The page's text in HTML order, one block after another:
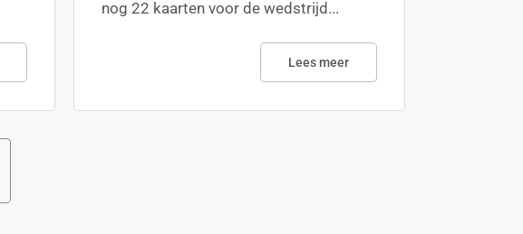
nog 22 kaarten voor de wedstrijd...
Lees meer